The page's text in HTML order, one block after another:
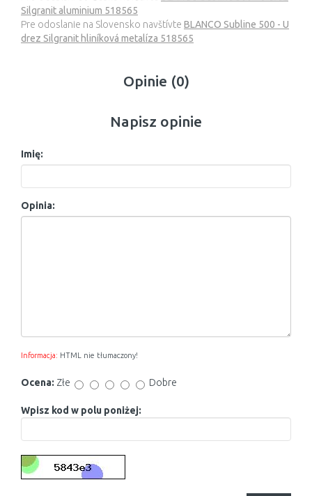
Silgranit aluminium 518565
Pre odoslanie na Slovensko navštívte BLANCO Subline 500 - U
drez Silgranit hliníková metalíza 518565
Opinie (0)
Napisz opinie
Imię:
Opinia:
Informacja: HTML nie tłumaczony!
Ocena: Złe Dobre
Wpisz kod w polu poniżej: